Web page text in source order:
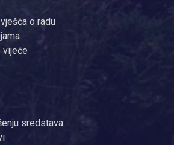
o radu
vijeće
sredstava